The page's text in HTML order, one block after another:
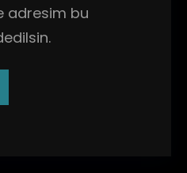
adresim bu